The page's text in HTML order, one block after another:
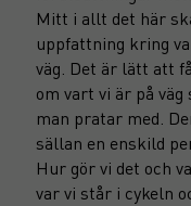
Mitt i allt det här
uppfattning kring
väg. Det är lätt att
om vart vi är på
man pratar med.
sällan en enskild
Hur gör vi det och
var vi står i cykeln